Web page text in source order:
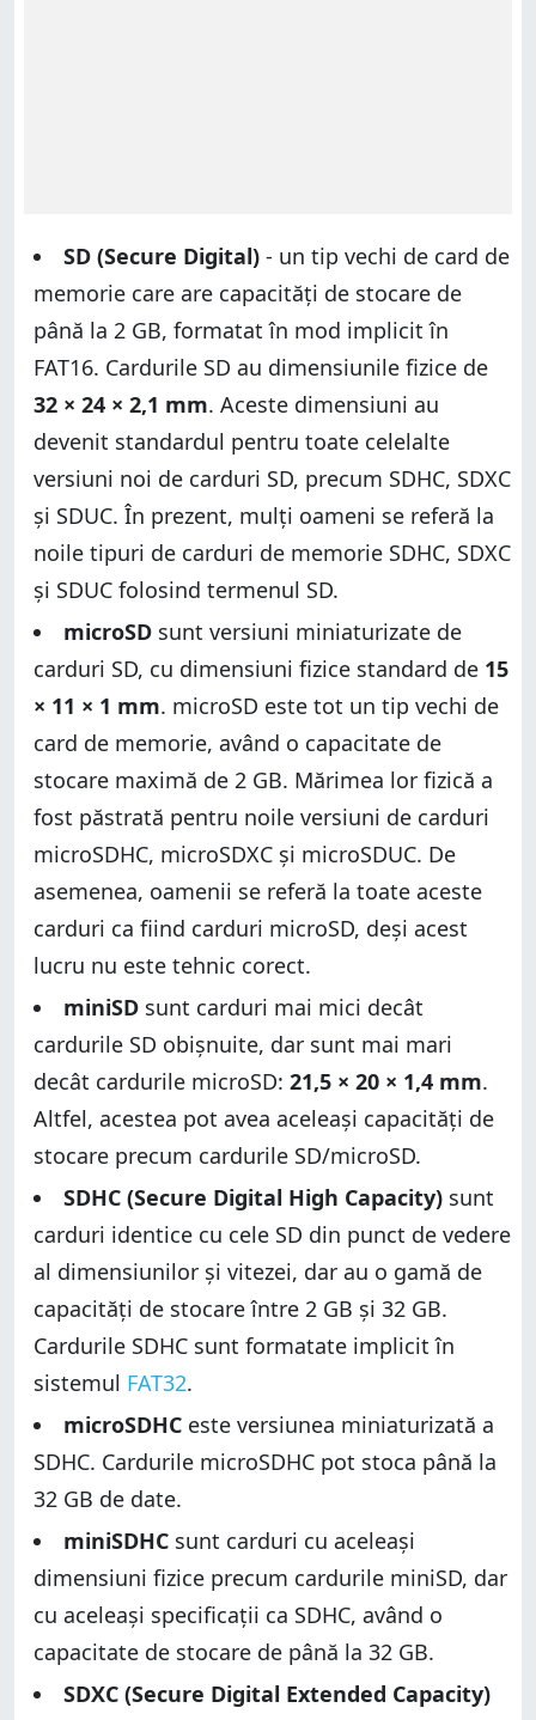
SD (Secure Digital) - un tip vechi de card de
memorie care are capacități de stocare de
până la 2 GB, formatat în mod implicit în
FAT16. Cardurile SD au dimensiunile fizice de
32 × 24 × 2,1 mm. Aceste dimensiuni au
devenit standardul pentru toate celelalte
versiuni noi de carduri SD, precum SDHC, SDXC
și SDUC. În prezent, mulți oameni se referă la
noile tipuri de carduri de memorie SDHC, SDXC
și SDUC folosind termenul SD.
microSD sunt versiuni miniaturizate de
carduri SD, cu dimensiuni fizice standard de 15
× 11 × 1 mm. microSD este tot un tip vechi de
card de memorie, având o capacitate de
stocare maximă de 2 GB. Mărimea lor fizică a
fost păstrată pentru noile versiuni de carduri
microSDHC, microSDXC și microSDUC. De
asemenea, oamenii se referă la toate aceste
carduri ca fiind carduri microSD, deși acest
lucru nu este tehnic corect.
miniSD sunt carduri mai mici decât
cardurile SD obișnuite, dar sunt mai mari
decât cardurile microSD: 21,5 × 20 × 1,4 mm.
Altfel, acestea pot avea aceleași capacități de
stocare precum cardurile SD/microSD.
SDHC (Secure Digital High Capacity) sunt
carduri identice cu cele SD din punct de vedere
al dimensiunilor și vitezei, dar au o gamă de
capacități de stocare între 2 GB și 32 GB.
Cardurile SDHC sunt formatate implicit în
sistemul FAT32.
microSDHC este versiunea miniaturizată a
SDHC. Cardurile microSDHC pot stoca până la
32 GB de date.
miniSDHC sunt carduri cu aceleași
dimensiuni fizice precum cardurile miniSD, dar
cu aceleași specificații ca SDHC, având o
capacitate de stocare de până la 32 GB.
SDXC (Secure Digital Extended Capacity)